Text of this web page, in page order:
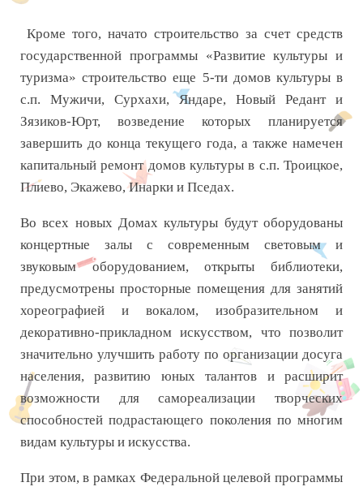
Кроме того, начато строительство за счет средств
государственной программы «Развитие культуры и
туризма» строительство еще 5-ти домов культуры в
с.п. Мужичи, Сурхахи, Яндаре, Новый Редант и
Зязиков-Юрт, возведение которых планируется
завершить до конца текущего года, а также намечен
капитальный ремонт домов культуры в с.п. Троицкое,
Плиево, Экажево, Инарки и Пседах.
Во всех новых Домах культуры будут оборудованы
концертные залы с современным световым и
звуковым оборудованием, открыты библиотеки,
предусмотрены просторные помещения для занятий
хореографией и вокалом, изобразительном и
декоративно-прикладном искусством, что позволит
значительно улучшить работу по организации досуга
населения, развитию юных талантов и расширит
возможности для самореализации творческих
способностей подрастающего поколения по многим
видам культуры и искусства.
При этом, в рамках Федеральной целевой программы